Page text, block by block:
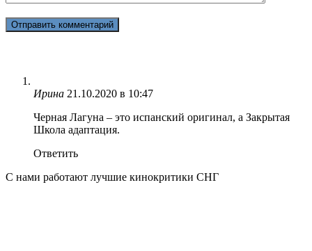
Ирина 21.10.2020 в 10:47
Черная Лагуна – это испанский оригинал, а Закрытая
Школа адаптация.
Ответить
С нами работают лучшие кинокритики СНГ